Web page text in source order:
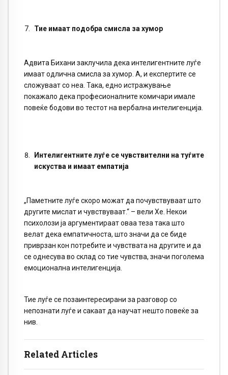
Related Articles
Тие имаат подобра смисла за хумор
Адвита Бихани заклучила дека интелигентните луѓе
имаат одлична смисла за хумор. А, и експертите се
сложуваат со неа. Така, едно истражување
покажало дека професионалните комичари имале
повеќе бодови во тестот на вербална интелигенција.
Интелигентните луѓе се чувствителни на туѓите
искуства и имаат емпатија
„Паметните луѓе скоро можат да почувствуваат што
другите мислат и чувствуваат.“ – вели Хе. Некои
психолози ја аргументираат оваа теза така што
велат дека емпатичноста, што значи да се биде
приврзан кон потребите и чувствата на другите и да
се однесува во склад со тие чувства, значи поголема
емоционална интелигенција.
Тие луѓе се позаинтересирани за разговор со
непознати луѓе и сакаат да научат нешто повеќе за
нив.